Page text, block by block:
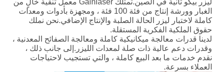
ليزر بيكو ثانية في الصين.تمتلك Gainlaser معمل تنقية خالٍ من
الغبار وورشة إنتاج من فئة 100 فئة ، ومجهزة بأدوات ومعدات
كاملة لاختبار ليزر الحالة الصلبة والإنتاج الإضافي.نحن نملك
حقوق الملكية الفكرية المستقلة.
لدينا قدرات معالجة ميكانيكية كاملة ومعالجة الصفائح المعدنية ،
وقدرات دعم عالية ذات صلة لمعدات الليزر.إلى جانب ذلك ،
نقدم خدمات ما بعد البيع كاملة ، والتي تستجيب لاحتياجات
العملاء بسرعة.